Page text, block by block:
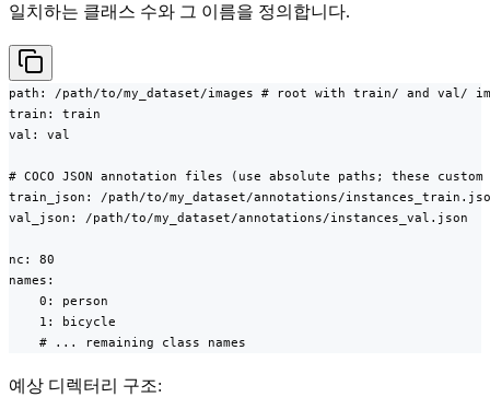
일치하는 클래스 수와 그 이름을 정의합니다.
path: /path/to/my_dataset/images # root with train/ and val/
train: train
val: val
# COCO JSON annotation files (use absolute paths; these
train_json: /path/to/my_dataset/annotations/
val_json: /path/to/my_dataset/annotations/instances_val.json
nc: 80
names:
    0: person
    1: bicycle
    # ... remaining class names
예상 디렉터리 구조: